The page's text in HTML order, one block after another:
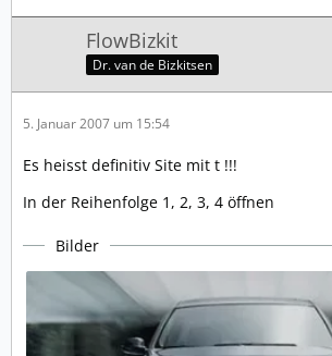
FlowBizkit
Dr. van de Bizkitsen
5. Januar 2007 um 15:54
Es heisst definitiv Site mit t !!!
In der Reihenfolge 1, 2, 3, 4 öffnen
Bilder